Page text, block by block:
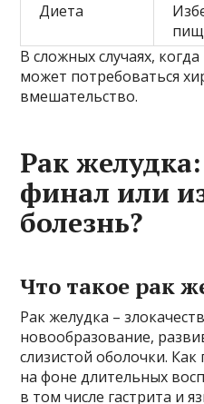
Диета
В сложных случаях,
может потребоваться
вмешательство.
Рак
финал или
болезнь?
Что такое рак
Рак желудка –
новообразование,
слизистой оболочки.
на фоне длительных
в том числе гастрита и